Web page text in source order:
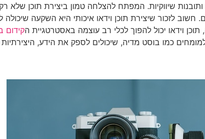
שיווקיות. המפתח להצלחה טמון ביצירת תוכן
לזכור שיצירת תוכן וידאו איכותי היא השקעה
וידאו יכול להפוך לכלי רב עוצמה באסטרטגיית הקידום
כמו בוסט מדיה, שיכולים לספק את הידע,